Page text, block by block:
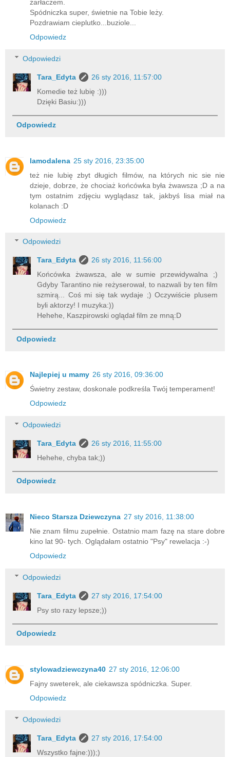
żarłaczem.
Spódniczka super, świetnie na Tobie leży.
Pozdrawiam cieplutko...buziole...
Odpowiedz
Odpowiedzi
Tara_Edyta
26 sty 2016, 11:57:00
Komedie też lubię :)))
Dzięki Basiu:)))
Odpowiedz
lamodalena 25 sty 2016, 23:35:00
też nie lubię zbyt długich filmów, na których nic sie nie
dzieje, dobrze, że chociaż końcówka była żwawsza ;D a na
tym ostatnim zdjęciu wyglądasz tak, jakbyś lisa miał na
kolanach :D
Odpowiedz
Odpowiedzi
Tara_Edyta
26 sty 2016, 11:56:00
Końcówka żwawsza, ale w sumie przewidywalna ;)
Gdyby Tarantino nie reżyserował, to nazwali by ten film
szmirą... Coś mi się tak wydaje ;) Oczywiście plusem
byli aktorzy! I muzyka:))
Hehehe, Kaszpirowski oglądał film ze mną:D
Odpowiedz
Najlepiej u mamy 26 sty 2016, 09:36:00
Świetny zestaw, doskonale podkreśla Twój temperament!
Odpowiedz
Odpowiedzi
Tara_Edyta
26 sty 2016, 11:55:00
Hehehe, chyba tak;))
Odpowiedz
Nieco Starsza Dziewczyna 27 sty 2016, 11:38:00
Nie znam filmu zupełnie. Ostatnio mam fazę na stare dobre
kino lat 90- tych. Oglądałam ostatnio "Psy" rewelacja :-)
Odpowiedz
Odpowiedzi
Tara_Edyta
27 sty 2016, 17:54:00
Psy sto razy lepsze;))
Odpowiedz
stylowadziewczyna40 27 sty 2016, 12:06:00
Fajny sweterek, ale ciekawsza spódniczka. Super.
Odpowiedz
Odpowiedzi
Tara_Edyta
27 sty 2016, 17:54:00
Wszystko fajne:)));)